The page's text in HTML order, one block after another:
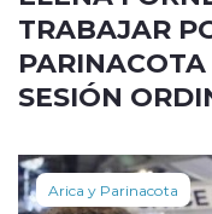
TRABAJAR
SESIÓN
Arica y Parinacota